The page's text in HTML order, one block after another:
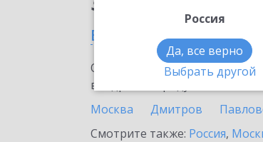
Россия
Да, все верно
Выбрать другой
в Орехово-Зуево
Ознакомьтесь с
внедрение продукта.
Москва
Дмитров
Смотрите также: Россия,